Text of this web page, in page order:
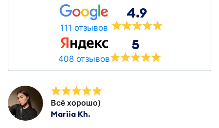
111 отзывов
4.9
408 отзывов
5
Всё хорошо)
Mariia Kh.